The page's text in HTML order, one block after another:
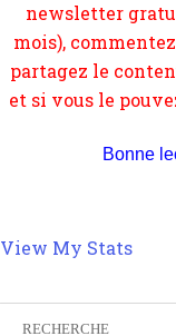
RECHERCHE
depuis
Bonne
View My Stats